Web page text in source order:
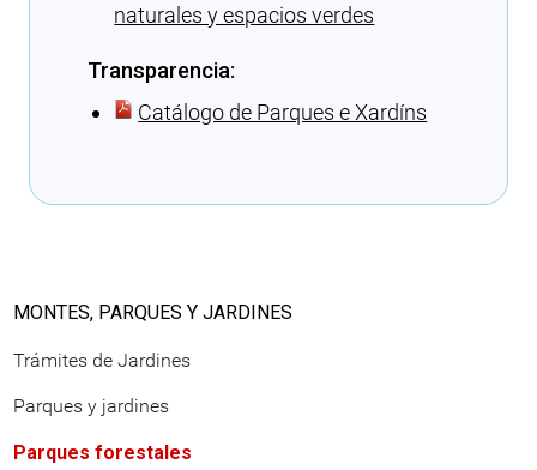
naturales y espacios verdes
Transparencia:
Catálogo de Parques e Xardíns
MONTES, PARQUES Y JARDINES
Trámites de Jardines
Parques y jardines
Parques forestales